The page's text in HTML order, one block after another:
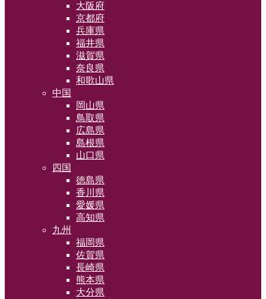
大阪府
京都府
兵庫県
福井県
滋賀県
奈良県
和歌山県
中国
岡山県
鳥取県
広島県
島根県
山口県
四国
徳島県
香川県
愛媛県
高知県
九州
福岡県
佐賀県
長崎県
熊本県
大分県